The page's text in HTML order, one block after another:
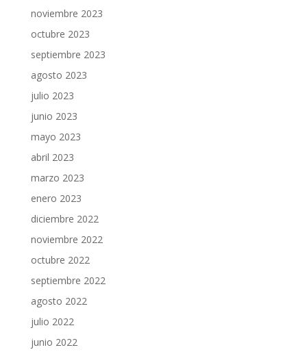
noviembre 2023
octubre 2023
septiembre 2023
agosto 2023
julio 2023
junio 2023
mayo 2023
abril 2023
marzo 2023
enero 2023
diciembre 2022
noviembre 2022
octubre 2022
septiembre 2022
agosto 2022
julio 2022
junio 2022